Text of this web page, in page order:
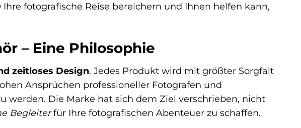
fotografische Reise bereichern und Ihnen helfen kann,
– Eine Philosophie
zeitloses Design. Jedes Produkt wird mit größter Sorgfalt
Ansprüchen professioneller Fotografen und
werden. Die Marke hat sich dem Ziel verschrieben, nicht
Begleiterfür Ihre fotografischen Abenteuer zu schaffen.